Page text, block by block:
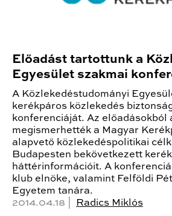
Előadást tartottunk a
Egyesület szakmai
A Közlekedéstudományi
kerékpáros közlekedés
konferenciáját. Az előadásokból
megismerhették a Magyar
alapvető közlekedéspolitikai
Budapesten bekövetkezett
háttérinformációit. A
klub elnöke, valamint Felföldi
Egyetem tanára.
2014.04.18 |
Radics Miklós